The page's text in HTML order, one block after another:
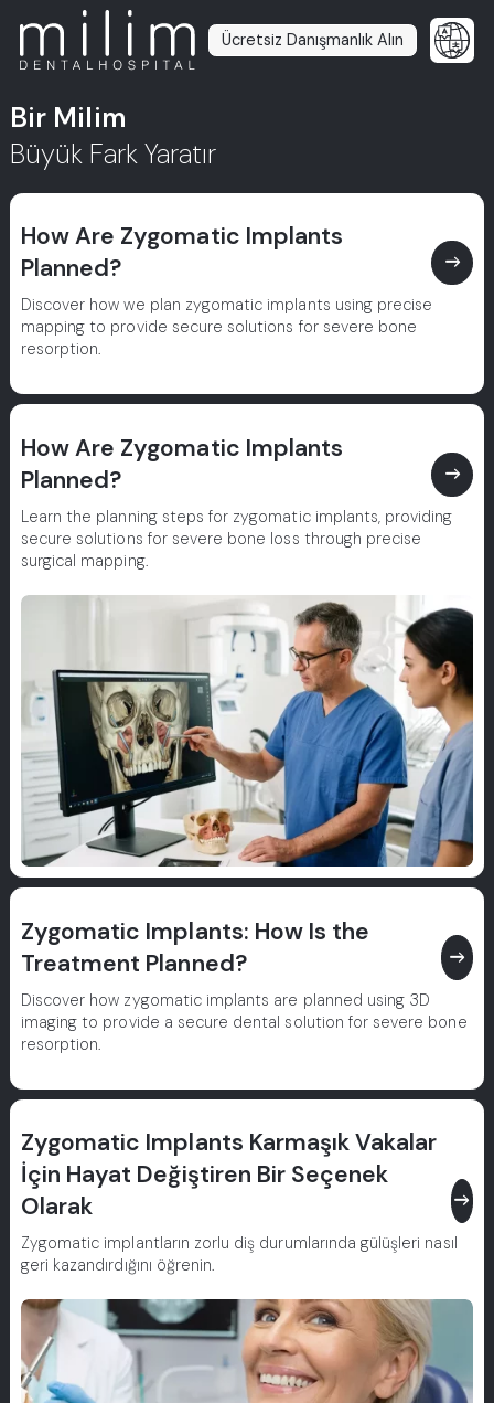
Ücretsiz Danışmanlık Alın
Bir Milim
Büyük Fark Yaratır
How Are Zygomatic Implants
Planned?
east
Discover how we plan zygomatic implants using precise
mapping to provide secure solutions for severe bone
resorption.
How Are Zygomatic Implants
Planned?
east
Learn the planning steps for zygomatic implants, providing
secure solutions for severe bone loss through precise
surgical mapping.
Zygomatic Implants: How Is the
Treatment Planned?
east
Discover how zygomatic implants are planned using 3D
imaging to provide a secure dental solution for severe bone
resorption.
Zygomatic Implants Karmaşık Vakalar
İçin Hayat Değiştiren Bir Seçenek
Olarak
east
Zygomatic implantların zorlu diş durumlarında gülüşleri nasıl
geri kazandırdığını öğrenin.